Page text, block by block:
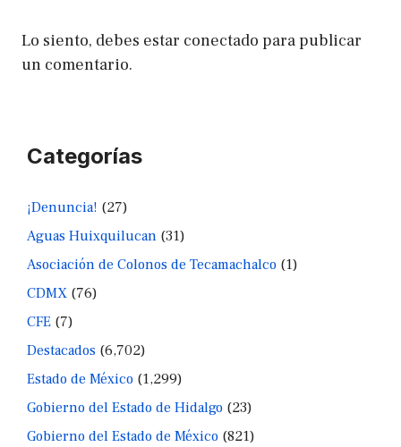
Lo siento, debes estar conectado para publicar
un comentario.
Categorías
¡Denuncia! (27)
Aguas Huixquilucan (31)
Asociación de Colonos de Tecamachalco (1)
CDMX (76)
CFE (7)
Destacados (6,702)
Estado de México (1,299)
Gobierno del Estado de Hidalgo (23)
Gobierno del Estado de México (821)